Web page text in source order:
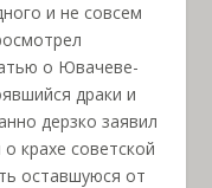
и не совсем
о Ювачеве-
драки и
дерзко заявил
крахе советской
оставшуюся от